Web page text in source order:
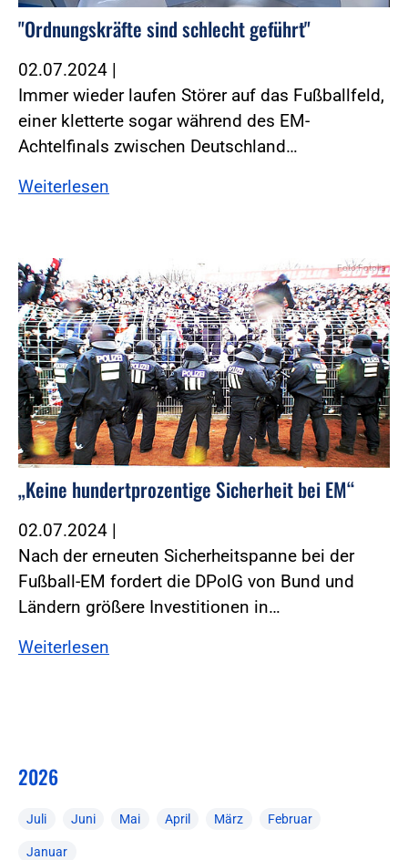
"Ordnungskräfte sind schlecht geführt"
02.07.2024 |
Immer wieder laufen Störer auf das Fußballfeld,
einer kletterte sogar während des EM-
Achtelfinals zwischen Deutschland…
Weiterlesen
Foto:Fotolia
„Keine hundertprozentige Sicherheit bei EM“
02.07.2024 |
Nach der erneuten Sicherheitspanne bei der
Fußball-EM fordert die DPolG von Bund und
Ländern größere Investitionen in…
Weiterlesen
2026
Juli Juni Mai April März Februar
Januar